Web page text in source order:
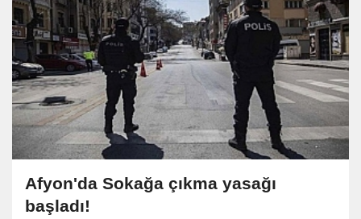
Afyon'da Sokağa çıkma yasağı
başladı!